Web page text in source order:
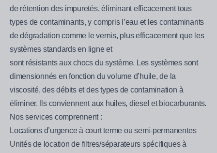
de rétention des impuretés, éliminant efficacement tous
types de contaminants, y compris l’eau et les contaminants
de dégradation comme le vernis, plus efficacement que les
systèmes standards en ligne et
sont résistants aux chocs du système. Les systèmes sont
dimensionnés en fonction du volume d’huile, de la
viscosité, des débits et des types de contamination à
éliminer. Ils conviennent aux huiles, diesel et biocarburants.
Nos services comprennent :
Locations d’urgence à court terme ou semi-permanentes
Unités de location de filtres/séparateurs spécifiques à